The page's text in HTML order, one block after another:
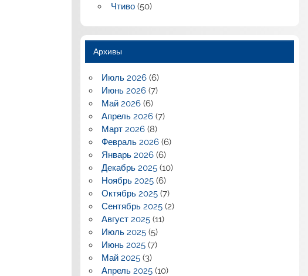
Чтиво(50)
Архивы
Июль 2026 (6)
Июнь 2026 (7)
Май 2026 (6)
Апрель 2026 (7)
Март 2026 (8)
Февраль 2026 (6)
Январь 2026 (6)
Декабрь 2025 (10)
Ноябрь 2025 (6)
Октябрь 2025 (7)
Сентябрь 2025 (2)
Август 2025 (11)
Июль 2025 (5)
Июнь 2025 (7)
Май 2025 (3)
Апрель 2025 (10)